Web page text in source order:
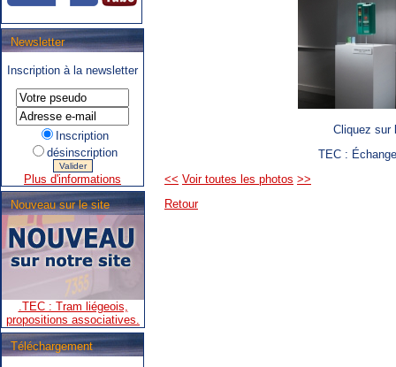
Newsletter
Inscription à la newsletter
Inscription
désinscription
Plus d'informations
Nouveau sur le site
.SNCB - TEC : Système de
correspondance ARIbus.
.TEC : Tram liégeois,
propositions associatives.
Téléchargement
Cliquez sur
TEC :
<< Voir toutes les photos >>
Retour